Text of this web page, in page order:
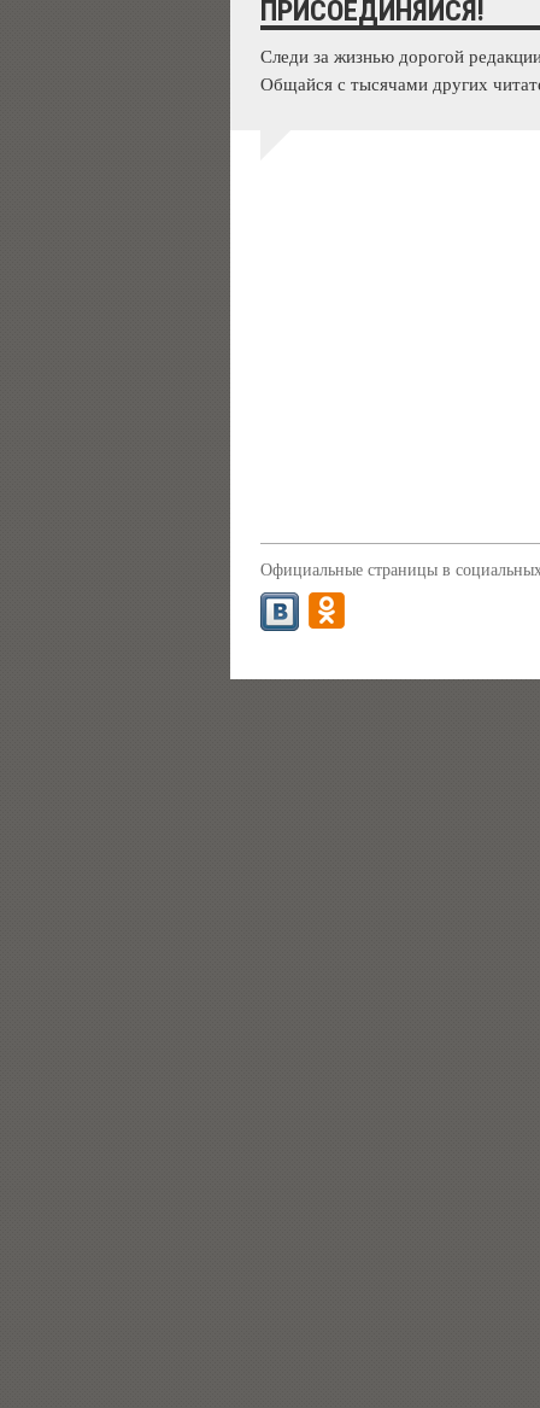
ПРИСОЕДИНЯЙСЯ!
Следи за жизнью дорогой
Общайся с тысячами других
Официальные страницы в социальных